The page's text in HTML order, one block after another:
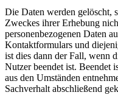
Die Daten werden gelöscht,
Zweckes ihrer Erhebung
personenbezogenen Daten
Kontaktformulars und
ist dies dann der Fall, wenn
Nutzer beendet ist. Beendet
aus den Umständen
Sachverhalt abschließend